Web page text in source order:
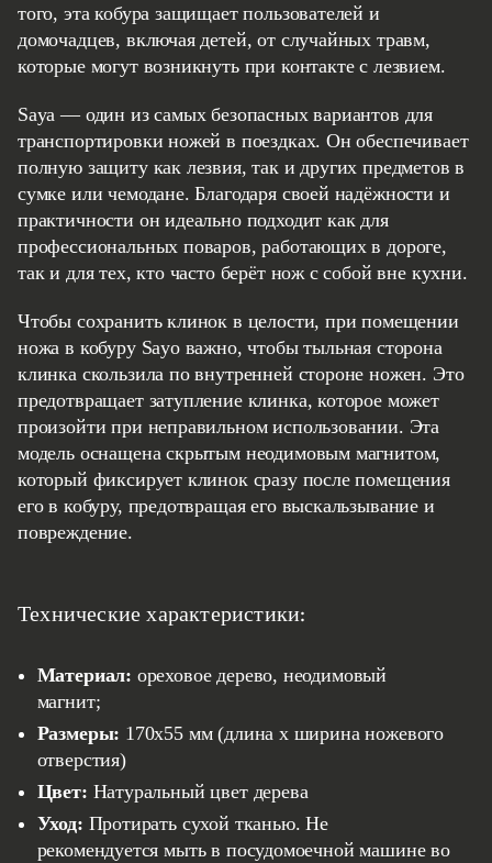
того, эта кобура защищает пользователей и
домочадцев, включая детей, от случайных травм,
которые могут возникнуть при контакте с лезвием.
Saya — один из самых безопасных вариантов для
транспортировки ножей в поездках. Он обеспечивает
полную защиту как лезвия, так и других предметов в
сумке или чемодане. Благодаря своей надёжности и
практичности он идеально подходит как для
профессиональных поваров, работающих в дороге,
так и для тех, кто часто берёт нож с собой вне кухни.
Чтобы сохранить клинок в целости, при помещении
ножа в кобуру Sayo важно, чтобы тыльная сторона
клинка скользила по внутренней стороне ножен. Это
предотвращает затупление клинка, которое может
произойти при неправильном использовании. Эта
модель оснащена скрытым неодимовым магнитом,
который фиксирует клинок сразу после помещения
его в кобуру, предотвращая его выскальзывание и
повреждение.
Технические характеристики:
Материал: ореховое дерево, неодимовый
магнит;
Размеры: 170x55 мм (длина x ширина ножевого
отверстия)
Цвет: Натуральный цвет дерева
Уход: Протирать сухой тканью. Не
рекомендуется мыть в посудомоечной машине во